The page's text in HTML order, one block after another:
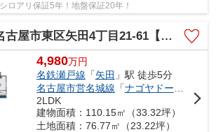
ロアリ保証5年！地盤保証20年！
屋市東区矢田4丁目21-61【仲介手数料無料】新築一戸建て 2号棟
4,980万円
名鉄瀬戸線 「矢田 」駅 徒歩5分
名古屋市営名城線 「ナゴヤドーム前矢田
2LDK
建物面積：110.15㎡（33.32坪）
土地面積：76.77㎡（23.22坪）